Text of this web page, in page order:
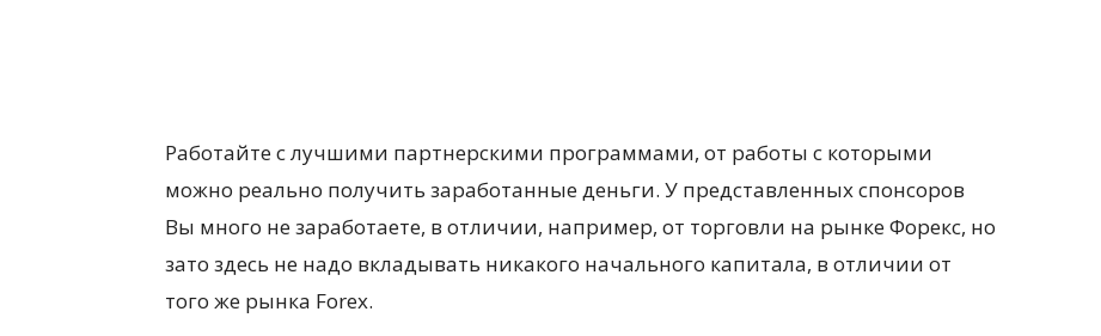
Работайте с лучшими партнерскими программами, от работы с которыми
можно реально получить заработанные деньги. У представленных спонсоров
Вы много не заработаете, в отличии, например, от торговли на рынке Форекс, но
зато здесь не надо вкладывать никакого начального капитала, в отличии от
того же рынка Forex.